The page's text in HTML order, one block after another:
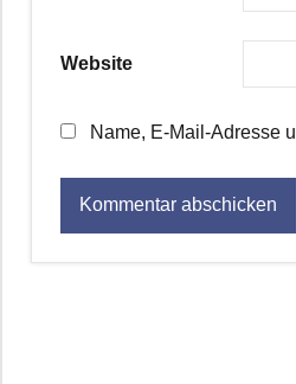
Website
Name, E-Mail-Adresse